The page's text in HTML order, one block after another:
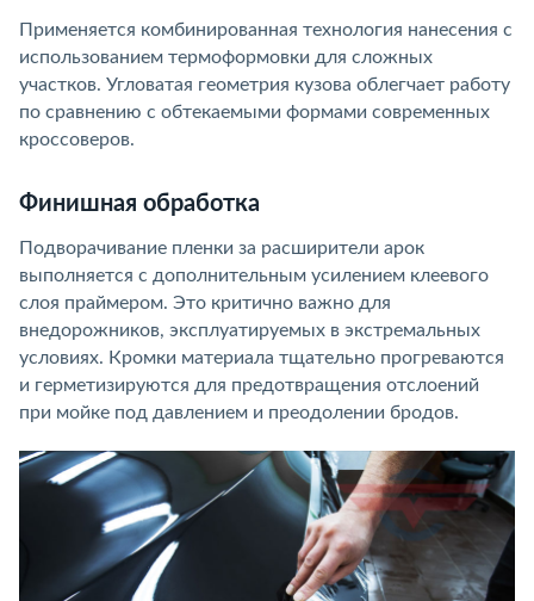
Применяется комбинированная технология нанесения с
использованием термоформовки для сложных
участков. Угловатая геометрия кузова облегчает работу
по сравнению с обтекаемыми формами современных
кроссоверов.
Финишная обработка
Подворачивание пленки за расширители арок
выполняется с дополнительным усилением клеевого
слоя праймером. Это критично важно для
внедорожников, эксплуатируемых в экстремальных
условиях. Кромки материала тщательно прогреваются
и герметизируются для предотвращения отслоений
при мойке под давлением и преодолении бродов.